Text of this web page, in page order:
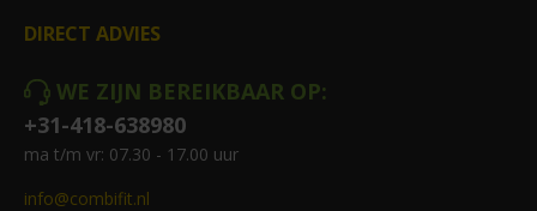
DIRECT ADVIES
WE ZIJN BEREIKBAAR OP:
+31-418-638980
ma t/m vr: 07.30 - 17.00 uur
info@combifit.nl